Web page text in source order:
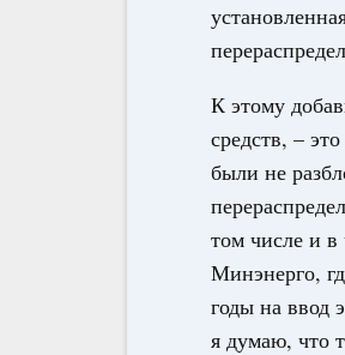
К этому
средств, –
были не
том числе и
Минэнерго,
годы на ввод
я думаю, что